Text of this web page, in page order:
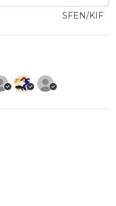
SFEN/KIF